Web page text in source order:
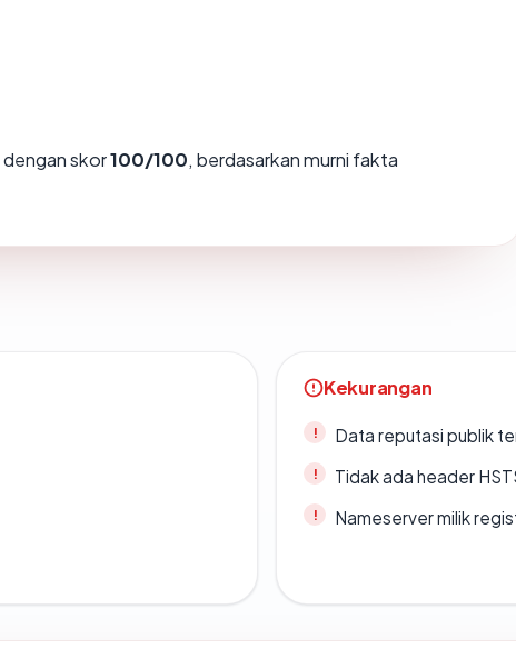
dengan skor100/100, berdasarkan murni fakta
Kekurangan
Data reputasi publik
Tidak ada header
Nameserver milik